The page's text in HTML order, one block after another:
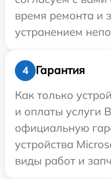
время ремонта и
устранением
4
Гарантия
Как только
и оплаты услуги
официальную
устройства
виды работ и